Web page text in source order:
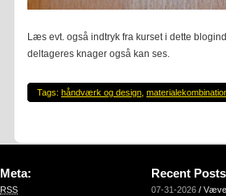
Læs evt. også indtryk fra kurset i dette
deltageres knager også kan ses.
Tags: håndværk og design
Meta:
RSS
Recent Posts
07-31-2026 /